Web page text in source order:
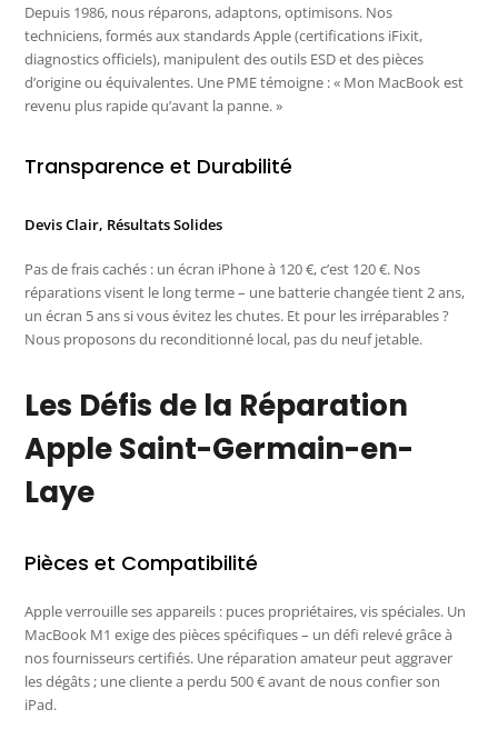
Depuis 1986, nous réparons, adaptons, optimisons. Nos
techniciens, formés aux standards Apple (certifications iFixit,
diagnostics officiels), manipulent des outils ESD et des pièces
d’origine ou équivalentes. Une PME témoigne : « Mon MacBook est
revenu plus rapide qu’avant la panne. »
Transparence et Durabilité
Devis Clair, Résultats Solides
Pas de frais cachés : un écran iPhone à 120 €, c’est 120 €. Nos
réparations visent le long terme – une batterie changée tient 2 ans,
un écran 5 ans si vous évitez les chutes. Et pour les irréparables ?
Nous proposons du reconditionné local, pas du neuf jetable.
Les Défis de la Réparation
Apple Saint-Germain-en-
Laye
Pièces et Compatibilité
Apple verrouille ses appareils : puces propriétaires, vis spéciales. Un
MacBook M1 exige des pièces spécifiques – un défi relevé grâce à
nos fournisseurs certifiés. Une réparation amateur peut aggraver
les dégâts ; une cliente a perdu 500 € avant de nous confier son
iPad.